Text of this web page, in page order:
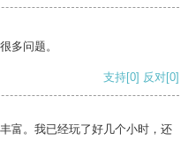
多问题。
支持[0] 反对[0]
富。我已经玩了好几个小时，还